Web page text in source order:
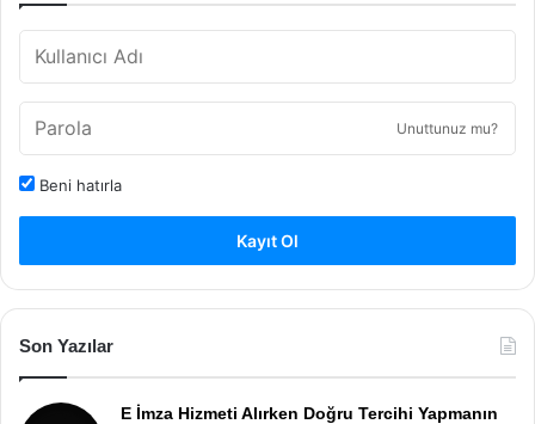
Unuttunuz mu?
Beni hatırla
Kayıt Ol
Son Yazılar
E İmza Hizmeti Alırken Doğru Tercihi Yapmanın